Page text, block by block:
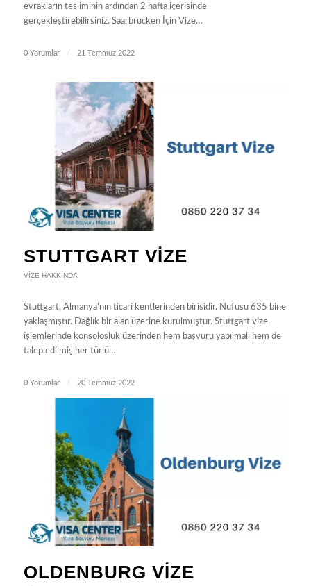
evrakların tesliminin ardından 2 hafta içerisinde
gerçekleştirebilirsiniz. Saarbrücken İçin Vize…
0 Yorumlar / 21 Temmuz 2022
STUTTGART VIZE
VIZE HAKKINDA
Stuttgart, Almanya'nın ticari kentlerinden birisidir. Nüfusu 635 bine
yaklaşmıştır. Dağlık bir alan üzerine kurulmuştur. Stuttgart vize
işlemlerinde konsolosluk üzerinden hem başvuru yapılmalı hem de
talep edilmiş her türlü…
0 Yorumlar / 20 Temmuz 2022
OLDENBURG VIZE